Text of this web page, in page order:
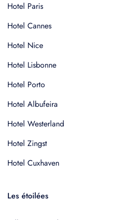
Hotel Paris
Hotel Cannes
Hotel Nice
Hotel Lisbonne
Hotel Porto
Hotel Albufeira
Hotel Westerland
Hotel Zingst
Hotel Cuxhaven
Les étoilées